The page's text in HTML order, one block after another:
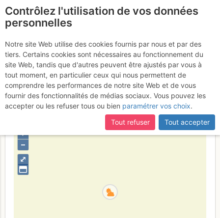
Vallon du Fournel -
Palais des Glaces :
Délicados
Lundi 30 janvier 2017
Hautes-Alpes
⤢
+
–
Contrôlez l'utilisation de vos données
personnelles
Notre site Web utilise des cookies fournis par nous et par des
tiers. Certains cookies sont nécessaires au fonctionnement du
site Web, tandis que d'autres peuvent être ajustés par vous à
tout moment, en particulier ceux qui nous permettent de
comprendre les performances de notre site Web et de vous
fournir des fonctionnalités de médias sociaux. Vous pouvez les
accepter ou les refuser tous ou bien paramétrer vos choix.
Tout refuser
Tout accepter